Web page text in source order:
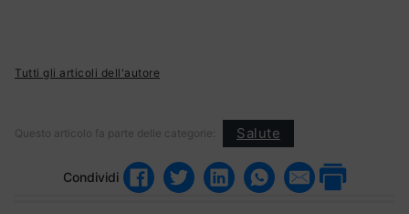
Tutti gli articoli dell'autore
Questo articolo fa parte delle categorie: Salute
Condividi